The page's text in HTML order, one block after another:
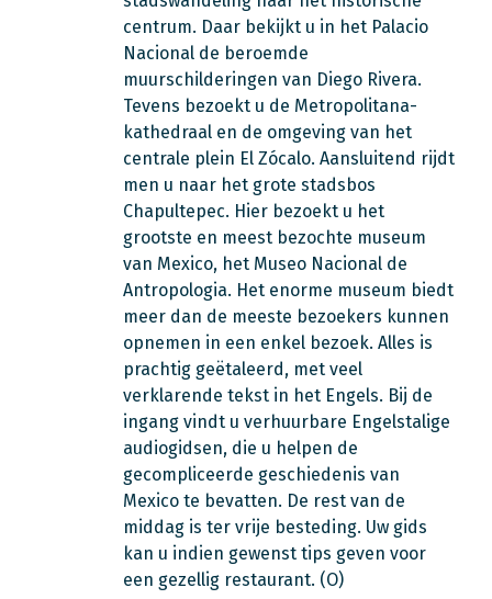
centrum. Daar bekijkt u in het Palacio
Nacional de beroemde
muurschilderingen van Diego Rivera.
Tevens bezoekt u de Metropolitana-
kathedraal en de omgeving van het
centrale plein El Zócalo. Aansluitend rijdt
men u naar het grote stadsbos
Chapultepec. Hier bezoekt u het
grootste en meest bezochte museum
van Mexico, het Museo Nacional de
Antropologia. Het enorme museum biedt
meer dan de meeste bezoekers kunnen
opnemen in een enkel bezoek. Alles is
prachtig geëtaleerd, met veel
verklarende tekst in het Engels. Bij de
ingang vindt u verhuurbare Engelstalige
audiogidsen, die u helpen de
gecompliceerde geschiedenis van
Mexico te bevatten. De rest van de
middag is ter vrije besteding. Uw gids
kan u indien gewenst tips geven voor
een gezellig restaurant. (O)